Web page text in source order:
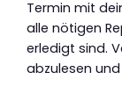
Termin mit
alle nötigen
erledigt sind.
abzulesen